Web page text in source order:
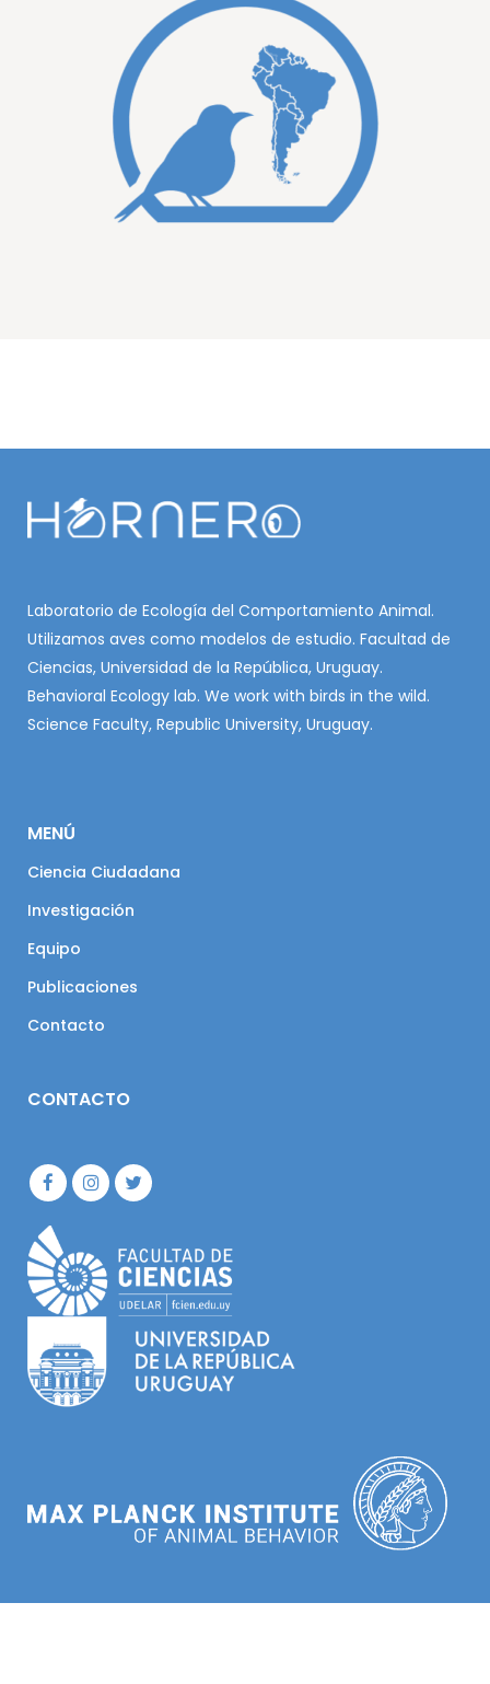
Laboratorio de Ecología del Comportamiento Animal.
Utilizamos aves como modelos de estudio. Facultad de
Ciencias, Universidad de la República, Uruguay.
Behavioral Ecology lab. We work with birds in the wild.
Science Faculty, Republic University, Uruguay.
MENÚ
Ciencia Ciudadana
Investigación
Equipo
Publicaciones
Contacto
CONTACTO